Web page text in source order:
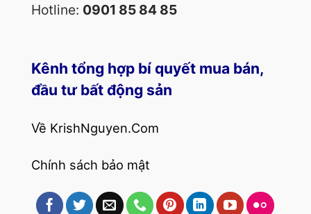
Hotline: 0901 85 84 85
Kênh tổng hợp bí quyết mua bán,
đầu tư bất động sản
Về KrishNguyen.Com
Chính sách bảo mật